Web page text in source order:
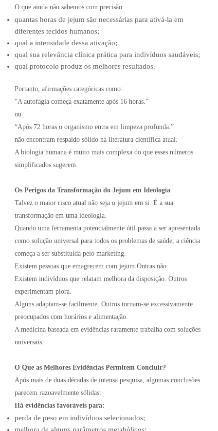
O que ainda não sabemos com precisão:
quantas horas de jejum são necessárias para ativá-la em
diferentes tecidos humanos;
qual a intensidade dessa ativação;
qual sua relevância clínica prática para indivíduos saudáveis;
qual protocolo produz os melhores resultados.
Portanto, afirmações categóricas como:
“A autofagia começa exatamente após 16 horas.”
ou
“Após 72 horas o organismo entra em limpeza profunda.”
não encontram respaldo sólido na literatura científica atual.
A biologia humana é muito mais complexa do que esses números
simplificados sugerem.
Os Perigos da Transformação do Jejum em Ideologia
Talvez o maior risco atual não seja o jejum em si. É a sua
transformação em uma ideologia.
Quando uma ferramenta potencialmente útil passa a ser apresentada
como solução universal para todos os problemas de saúde, a ciência
começa a ser substituída pelo marketing.
Existem pessoas que emagrecem com jejum.Outras não.
Existem indivíduos que relatam melhora da disposição. Outros
experimentam piora.
Alguns adaptam-se facilmente. Outros tornam-se excessivamente
preocupados com horários e alimentação.
A medicina baseada em evidências raramente trabalha com soluções
universais.
O Que as Melhores Evidências Permitem Concluir?
Após mais de duas décadas de intensa pesquisa, algumas conclusões
parecem razoavelmente sólidas:
Há evidências favoráveis para:
perda de peso em indivíduos selecionados;